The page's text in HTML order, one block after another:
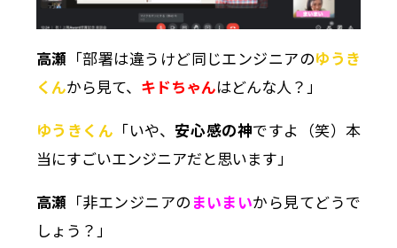
高瀬 「部署は違うけど同じエンジニアのゆうき
くんから見て、 キドちゃんはどんな人？」
ゆうきくん 「いや、 安心感の神ですよ（笑）本
当にすごいエンジニアだと思います」
高瀬 「非エンジニアの まいまいから見てどうで
しょう？」